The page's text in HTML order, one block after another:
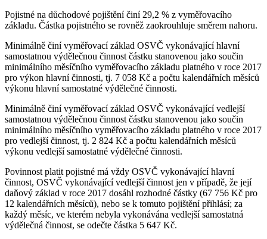
Pojistné na důchodové pojištění činí 29,2 % z vyměřovacího
základu. Částka pojistného se rovněž zaokrouhluje směrem nahoru.
Minimálně činí vyměřovací základ OSVČ vykonávající hlavní
samostatnou výdělečnou činnost částku stanovenou jako součin
minimálního měsíčního vyměřovacího základu platného v roce 2017
pro výkon hlavní činnosti, tj. 7 058 Kč a počtu kalendářních měsíců
výkonu hlavní samostatné výdělečné činnosti.
Minimálně činí vyměřovací základ OSVČ vykonávající vedlejší
samostatnou výdělečnou činnost částku stanovenou jako součin
minimálního měsíčního vyměřovacího základu platného v roce 2017
pro vedlejší činnost, tj. 2 824 Kč a počtu kalendářních měsíců
výkonu vedlejší samostatné výdělečné činnosti.
Povinnost platit pojistné má vždy OSVČ vykonávající hlavní
činnost, OSVČ vykonávající vedlejší činnost jen v případě, že její
daňový základ v roce 2017 dosáhl rozhodné částky (67 756 Kč pro
12 kalendářních měsíců), nebo se k tomuto pojištění přihlásí; za
každý měsíc, ve kterém nebyla vykonávána vedlejší samostatná
výdělečná činnost, se odečte částka 5 647 Kč.